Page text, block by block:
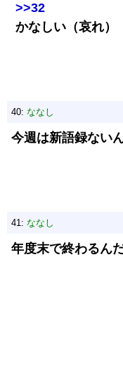
>>32
かなしい（哀れ）
40: ななし
今週は新語録ない
41: ななし
年度末で終わるん